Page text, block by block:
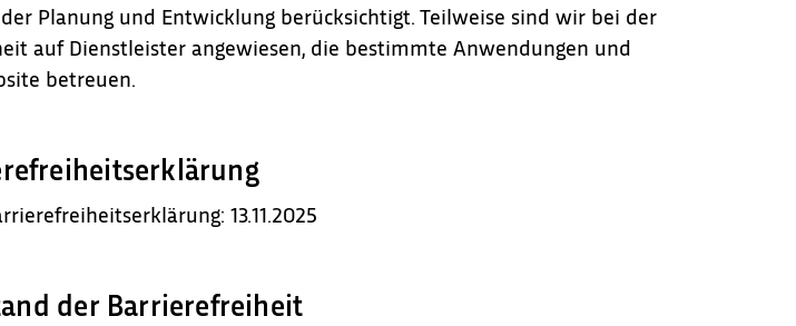
Planung und Entwicklung berücksichtigt. Teilweise sind wir bei der
auf Dienstleister angewiesen, die bestimmte Anwendungen und
betreuen.
13.11.2025
der Barrierefreiheit